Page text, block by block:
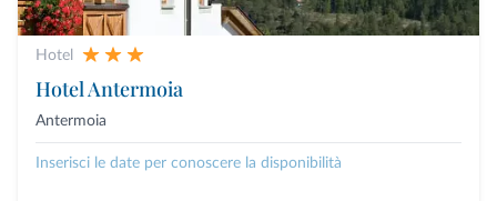
Hotel
Hotel Antermoia
Antermoia
Inserisci le date per conoscere la disponibilità